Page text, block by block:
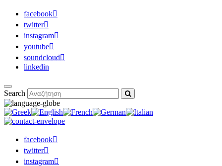
facebook
twitter
instagram
youtube
soundcloud
linkedin
Search
facebook
twitter
instagram